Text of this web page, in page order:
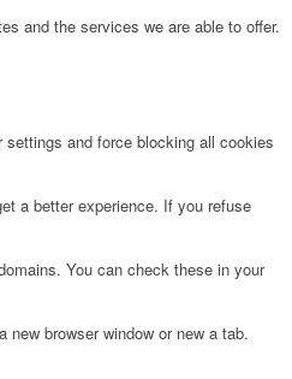
and the services we are able to offer.
and force blocking all cookies
a better experience. If you refuse
You can check these in your
browser window or new a tab.